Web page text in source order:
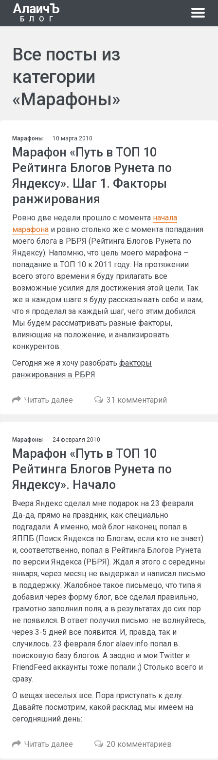
АлаичЪ
БЛОГ
Все посты из
категории
«Марафоны»
Марафоны 10 марта 2010
Марафон «Путь в ТОП 10
Рейтинга Блогов Рунета по
Яндексу». Шаг 1. Факторы
ранжирования
Ровно две недели прошло с момента начала
марафона и ровно столько же с момента попадания
моего блога в РБРЯ (Рейтинга Блогов Рунета по
Яндексу). Напомню, что цель моего марафона –
попадание в ТОП 10 к 2011 году. На протяжении
всего этого времени я буду прилагать все
возможные усилия для достижения этой цели. Так
же в каждом шаге я буду рассказывать себе и вам,
что я проделал за каждый шаг, чего этим добился.
Мы будем рассматривать разные факторы,
влияющие на положение, и анализировать
конкурентов.
Сегодня же я хочу разобрать факторы
ранжирования в РБРЯ.
Читать далее 31 комментарий
Марафоны 24 февраля 2010
Марафон «Путь в ТОП 10
Рейтинга Блогов Рунета по
Яндексу». Начало
Вчера Яндекс сделал мне подарок на 23 февраля.
Да-да, прямо на праздник, как специально
подгадали. А именно, мой блог наконец попал в
ЯППБ (Поиск Яндекса по Блогам, если кто не знает)
и, соответственно, попал в Рейтинга Блогов Рунета
по версии Яндекса (РБРЯ). Ждал я этого с середины
января, через месяц не выдержал и написал письмо
в поддержку. Жалобное такое письмецо, что типа я
добавил через форму блог, все сделал правильно,
грамотно заполнил поля, а в результатах до сих пор
не появился. В ответ получил письмо: не волнуйтесь,
через 3-5 дней все появится. И, правда, так и
случилось. 23 февраля блог alaev.info попал в
поисковую базу блогов. А заодно и мои Twitter и
FriendFeed аккаунты тоже попали ;) Столько всего и
сразу.
О вещах веселых все. Пора приступать к делу.
Давайте посмотрим, какой расклад мы имеем на
сегодняшний день:
Читать далее 20 комментариев